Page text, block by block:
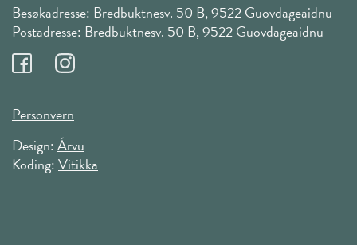
Besøkadresse: Bredbuktnesv. 50 B, 9522 Guovdageaidnu
Postadresse: Bredbuktnesv. 50 B, 9522 Guovdageaidnu
Personvern
Design:Árvu
Koding:Vitikka